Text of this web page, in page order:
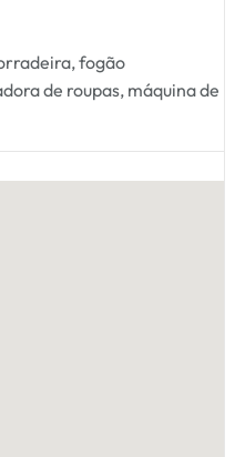
fogão
de roupas, máquina de